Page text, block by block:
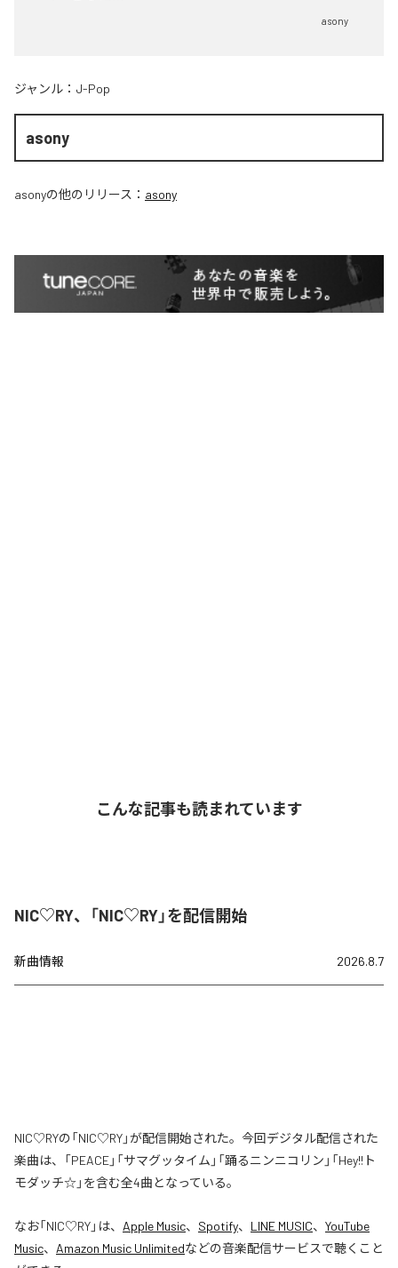
asony
ジャンル： J-Pop
asony
asonyの他のリリース： asony
こんな記事も読まれています
NIC♡RY、「NIC♡RY」を配信開始
新曲情報 2026.8.7
NIC♡RYの「NIC♡RY」が配信開始された。今回デジタル配信された
楽曲は、「PEACE」「サマグッタイム」「踊るニンニコリン」「Hey!!ト
モダッチ☆」を含む全4曲となっている。
なお「NIC♡RY」は、 Apple Music、 Spotify、 LINE MUSIC、 YouTube
Music、 Amazon Music Unlimitedなどの音楽配信サービスで聴くこと